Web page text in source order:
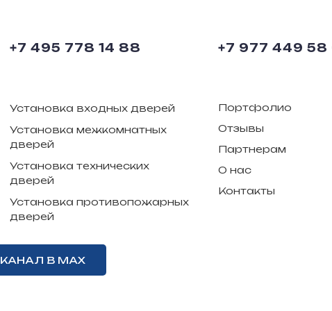
+7 495 778 14 88 +7 977 449 58
Установка входных дверей
Установка межкомнатных
дверей
Установка технических
дверей
Установка противопожарных
дверей
Портфолио
Отзывы
Партнерам
О нас
Контакты
КАНАЛ В MAX